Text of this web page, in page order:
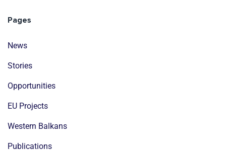
Pages
News
Stories
Opportunities
EU Projects
Western Balkans
Publications